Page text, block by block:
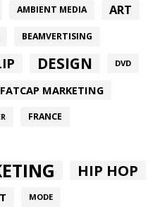
AMBIENT MEDIA ART
BEAMVERTISING
DESIGN DVD
FATCAP MARKETING
FRANCE
HIP HOP
MODE